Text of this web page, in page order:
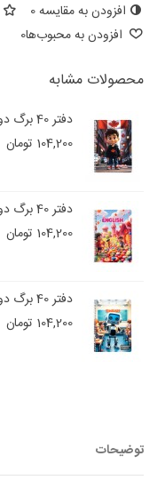
افزودن به مقایسه0
افزودن به محبوب‌ها0
محصولات مشابه
دفتر 40 برگ دو خط (زبان) وزیری مازلاین - کد...
104,200 تومان
دفتر 40 برگ دو خط (زبان) وزیری مازلاین - کد...
104,200 تومان
دفتر 40 برگ دو خط (زبان) وزیری مازلاین - کد...
104,200 تومان
توضیحات